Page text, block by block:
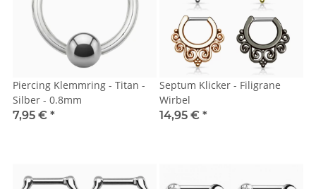
Piercing Klemmring - Titan -
Silber - 0.8mm
7,95 € *
Septum Klicker - Filigrane
Wirbel
14,95 € *